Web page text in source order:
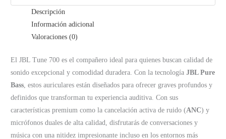
Descripción
Información adicional
Valoraciones (0)
El JBL Tune 700 es el compañero ideal para quienes buscan calidad de
sonido excepcional y comodidad duradera. Con la tecnologíaJBL Pure
Bass, estos auriculares están diseñados para ofrecer graves profundos y
definidos que transforman tu experiencia auditiva. Con sus
características premium como la cancelación activa de ruido (ANC) y
micrófonos duales de alta calidad, disfrutarás de conversaciones y
música con una nitidez impresionante incluso en los entornos más